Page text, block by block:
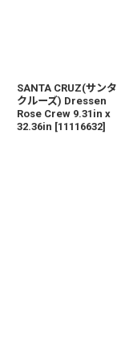
SANTA CRUZ(サンタ
クルーズ) Dressen
Rose Crew 9.31in x
32.36in [11116632]